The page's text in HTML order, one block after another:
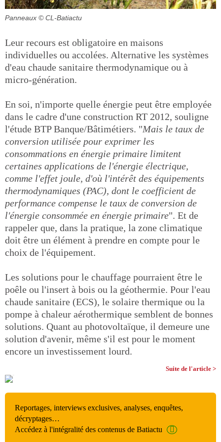
Panneaux © CL-Batiactu
Leur recours est obligatoire en maisons
individuelles ou accolées. Alternative les systèmes
d'eau chaude sanitaire thermodynamique ou à
micro-génération.
En soi, n'importe quelle énergie peut être employée
dans le cadre d'une construction RT 2012, souligne
l'étude BTP Banque/Bâtimétiers. "Mais le taux de
conversion utilisée pour exprimer les
consommations en énergie primaire limitent
certaines applications de l'énergie électrique,
comme l'effet joule, d'où l'intérêt des équipements
thermodynamiques (PAC), dont le coefficient de
performance compense le taux de conversion de
l'énergie consommée en énergie primaire". Et de
rappeler que, dans la pratique, la zone climatique
doit être un élément à prendre en compte pour le
choix de l'équipement.
Les solutions pour le chauffage pourraient être le
poêle ou l'insert à bois ou la géothermie. Pour l'eau
chaude sanitaire (ECS), le solaire thermique ou la
pompe à chaleur aérothermique semblent de bonnes
solutions. Quant au photovoltaïque, il demeure une
solution d'avenir, même s'il est pour le moment
encore un investissement lourd.
Suite de l'article >
Reportages, interviews exclusives, analyses, enquêtes,
décryptages…
Accédez à l'intégralité des contenus de Batiactu